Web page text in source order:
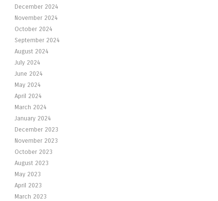
December 2024
November 2024
October 2024
September 2024
August 2024
July 2024
June 2024
May 2024
April 2024
March 2024
January 2024
December 2023
November 2023
October 2023
August 2023
May 2023
April 2023
March 2023